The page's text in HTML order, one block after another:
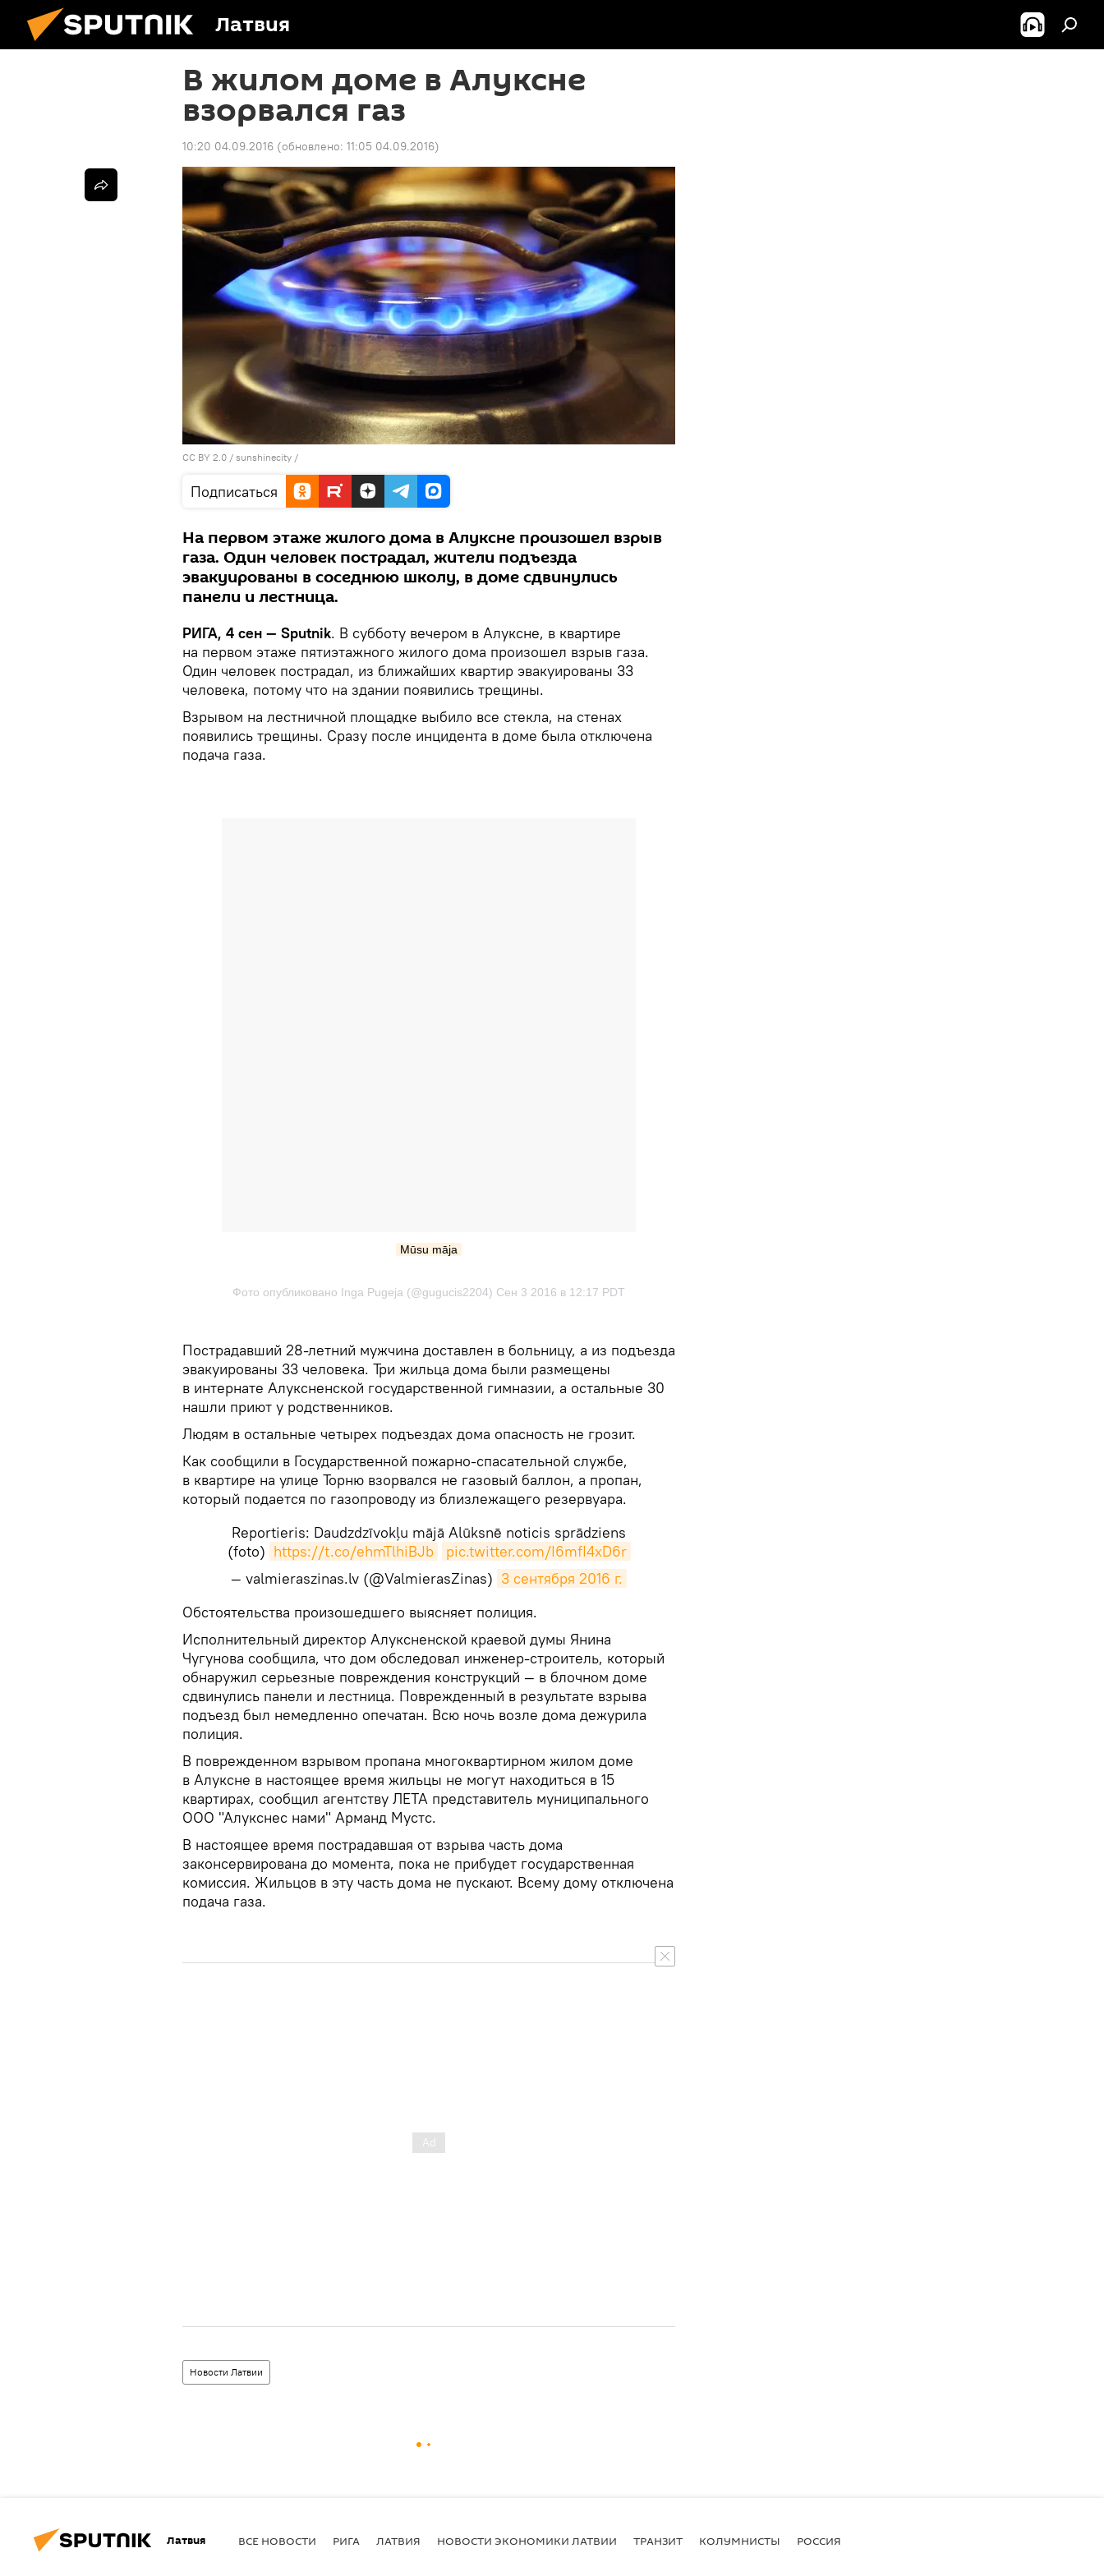
Латвия
В жилом доме в Алуксне
взорвался газ
10:20 04.09.2016 (обновлено: 11:05 04.09.2016)
CC BY 2.0 / sunshinecity /
Подписаться
На первом этаже жилого дома в Алуксне произошел взрыв
газа. Один человек пострадал, жители подъезда
эвакуированы в соседнюю школу, в доме сдвинулись
панели и лестница.
РИГА, 4 сен — Sputnik. В субботу вечером в Алуксне, в квартире
на первом этаже пятиэтажного жилого дома произошел взрыв газа.
Один человек пострадал, из ближайших квартир эвакуированы 33
человека, потому что на здании появились трещины.
Взрывом на лестничной площадке выбило все стекла, на стенах
появились трещины. Сразу после инцидента в доме была отключена
подача газа.
Mūsu māja
Фото опубликовано Inga Pugeja (@gugucis2204) Сен 3 2016 в 12:17 PDT
Пострадавший 28-летний мужчина доставлен в больницу, а из подъезда
эвакуированы 33 человека. Три жильца дома были размещены
в интернате Алуксненской государственной гимназии, а остальные 30
нашли приют у родственников.
Людям в остальные четырех подъездах дома опасность не грозит.
Как сообщили в Государственной пожарно-спасательной службе,
в квартире на улице Торню взорвался не газовый баллон, а пропан,
который подается по газопроводу из близлежащего резервуара.
Reportieris: Daudzdzīvokļu mājā Alūksnē noticis sprādziens
(foto) https://t.co/ehmTlhiBJb
pic.twitter.com/I6mfI4xD6r
— valmieraszinas.lv (@ValmierasZinas) 3 сентября 2016 г.
​Обстоятельства произошедшего выясняет полиция.
Исполнительный директор Алуксненской краевой думы Янина
Чугунова сообщила, что дом обследовал инженер-строитель, который
обнаружил серьезные повреждения конструкций — в блочном доме
сдвинулись панели и лестница. Поврежденный в результате взрыва
подъезд был немедленно опечатан. Всю ночь возле дома дежурила
полиция.
В поврежденном взрывом пропана многоквартирном жилом доме
в Алуксне в настоящее время жильцы не могут находиться в 15
квартирах, сообщил агентству ЛЕТА представитель муниципального
ООО "Алукснес нами" Арманд Мустс.
В настоящее время пострадавшая от взрыва часть дома
законсервирована до момента, пока не прибудет государственная
комиссия. Жильцов в эту часть дома не пускают. Всему дому отключена
подача газа.
Новости Латвии
Латвия ВСЕ НОВОСТИ РИГА ЛАТВИЯ НОВОСТИ ЭКОНОМИКИ ЛАТВИИ ТРАНЗИТ КОЛУМНИСТЫ РОССИЯ